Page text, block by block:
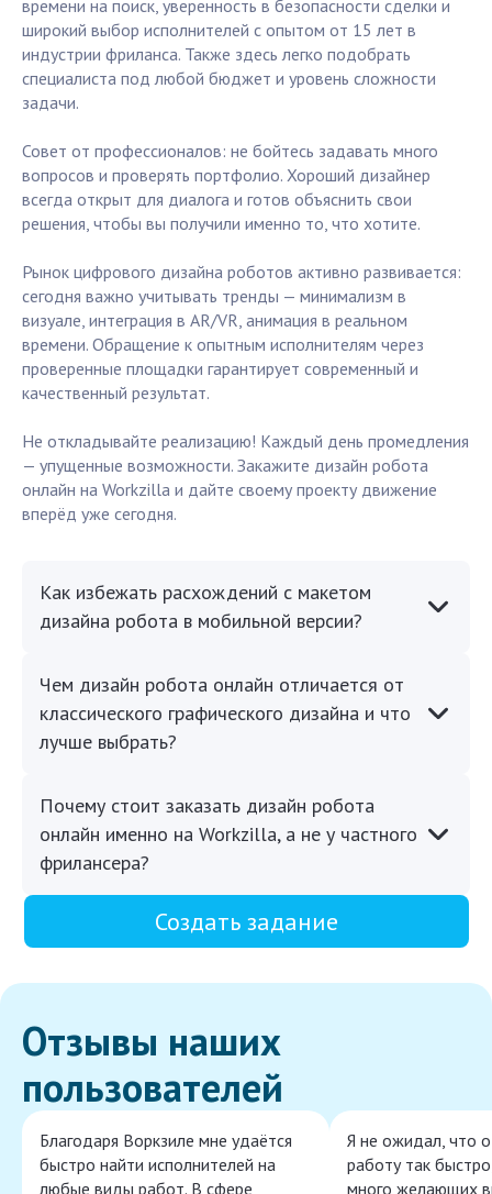
времени на поиск, уверенность в безопасности сделки и
широкий выбор исполнителей с опытом от 15 лет в
индустрии фриланса. Также здесь легко подобрать
специалиста под любой бюджет и уровень сложности
задачи.
Совет от профессионалов: не бойтесь задавать много
вопросов и проверять портфолио. Хороший дизайнер
всегда открыт для диалога и готов объяснить свои
решения, чтобы вы получили именно то, что хотите.
Рынок цифрового дизайна роботов активно развивается:
сегодня важно учитывать тренды — минимализм в
визуале, интеграция в AR/VR, анимация в реальном
времени. Обращение к опытным исполнителям через
проверенные площадки гарантирует современный и
качественный результат.
Не откладывайте реализацию! Каждый день промедления
— упущенные возможности. Закажите дизайн робота
онлайн на Workzilla и дайте своему проекту движение
вперёд уже сегодня.
Как избежать расхождений с макетом
дизайна робота в мобильной версии?
Чем дизайн робота онлайн отличается от
классического графического дизайна и что
лучше выбрать?
Почему стоит заказать дизайн робота
онлайн именно на Workzilla, а не у частного
фрилансера?
Создать задание
Отзывы наших
пользователей
Благодаря Воркзиле мне удаётся
быстро найти исполнителей на
любые виды работ. В сфере
Я не ожидал, что
работу так
много желающих